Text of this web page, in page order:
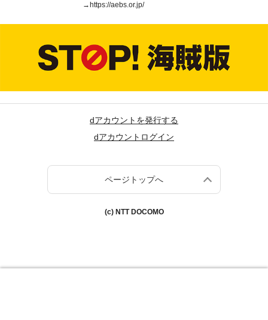
→ https://aebs.or.jp/
dアカウントを発行する
dアカウントログイン
ページトップへ
(c) NTT DOCOMO